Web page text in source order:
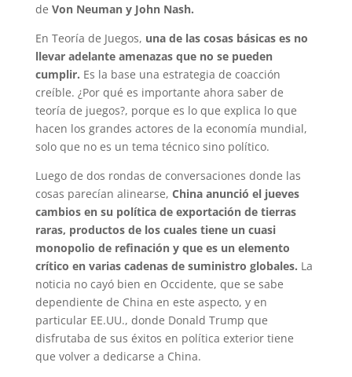
de Von Neuman y John Nash.
En Teoría de Juegos, una de las cosas básicas es no
llevar adelante amenazas que no se pueden
cumplir. Es la base una estrategia de coacción
creíble. ¿Por qué es importante ahora saber de
teoría de juegos?, porque es lo que explica lo que
hacen los grandes actores de la economía mundial,
solo que no es un tema técnico sino político.
Luego de dos rondas de conversaciones donde las
cosas parecían alinearse, China anunció el jueves
cambios en su política de exportación de tierras
raras, productos de los cuales tiene un cuasi
monopolio de refinación y que es un elemento
crítico en varias cadenas de suministro globales. La
noticia no cayó bien en Occidente, que se sabe
dependiente de China en este aspecto, y en
particular EE.UU., donde Donald Trump que
disfrutaba de sus éxitos en política exterior tiene
que volver a dedicarse a China.